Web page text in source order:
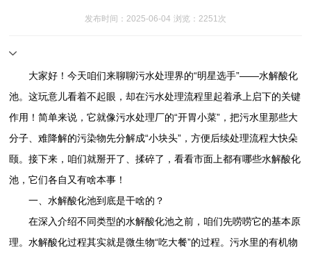
发布时间：2025-06-04 浏览：2251次
大家好！今天咱们来聊聊污水处理界的“明星选手”——水解酸化
池。这玩意儿看着不起眼，却在污水处理流程里起着承上启下的关键
作用！简单来说，它就像污水处理厂的“开胃小菜”，把污水里那些大
分子、难降解的污染物先分解成“小块头”，方便后续处理流程大快朵
颐。接下来，咱们就掰开了、揉碎了，看看市面上都有哪些水解酸化
池，它们各自又有啥本事！
一、水解酸化池到底是干啥的？
在深入介绍不同类型的水解酸化池之前，咱们先唠唠它的基本原
理。水解酸化过程其实就是微生物“吃大餐”的过程。污水里的有机物